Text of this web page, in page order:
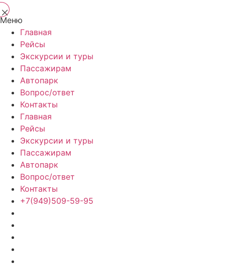
Меню
Главная
Рейсы
Экскурсии и туры
Пассажирам
Автопарк
Вопрос/ответ
Контакты
Главная
Рейсы
Экскурсии и туры
Пассажирам
Автопарк
Вопрос/ответ
Контакты
+7(949)509-59-95